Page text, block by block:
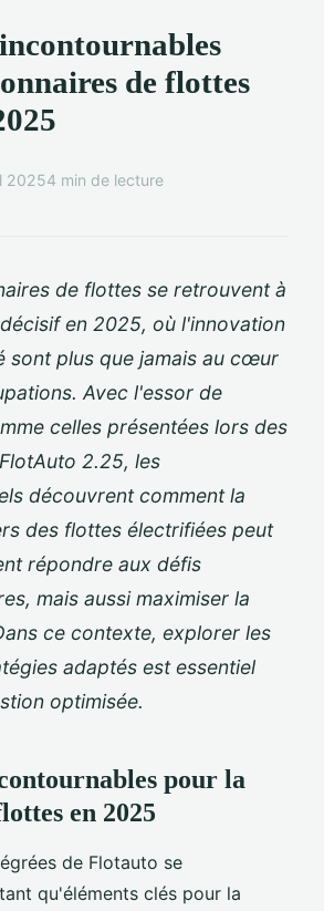
de flottes
20254 min de lecture
de flottes se retrouvent à
en 2025, où l'innovation
sont plus que jamais au cœur
Avec l'essor de
celles présentées lors des
2.25, les
découvrent comment la
des flottes électrifiées peut
répondre aux défis
mais aussi maximiser la
ce contexte, explorer les
adaptés est essentiel
optimisée.
pour la
en 2025
de Flotauto se
qu'éléments clés pour la